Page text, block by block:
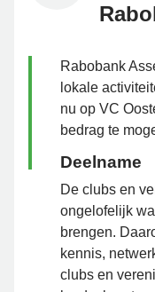
Rabobank
lokale
nu op VC
bedrag te
Deelname
De clubs en
ongelofelijk
brengen.
kennis,
clubs en